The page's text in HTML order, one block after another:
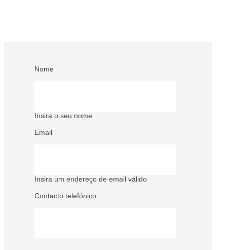
Nome
Insira o seu nome
Email
Insira um endereço de email válido
Contacto telefónico